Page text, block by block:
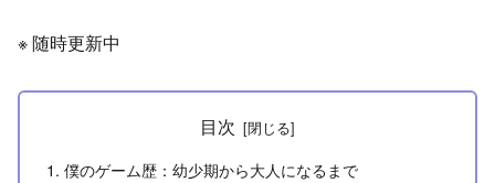
※ 随時更新中
目次
僕のゲーム歴：幼少期から大人になるまで